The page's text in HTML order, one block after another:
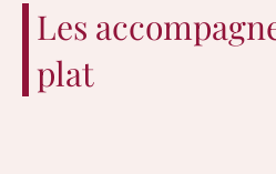
Les
plat